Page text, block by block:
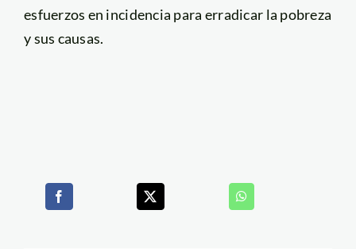
esfuerzos en incidencia para erradicar la pobreza
y sus causas.